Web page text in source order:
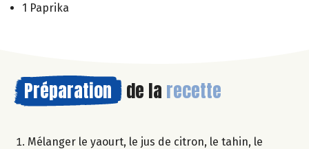
1 Paprika
Préparation de la recette
Mélanger le yaourt, le jus de citron, le tahin, le